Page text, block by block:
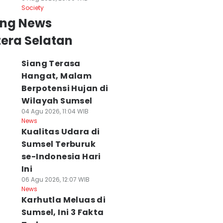
Society
News
Selatan
Siang Terasa
Hangat, Malam
Berpotensi Hujan di
Wilayah Sumsel
04 Agu 2026, 11:04 WIB
News
Kualitas Udara di
Sumsel Terburuk
se-Indonesia Hari
Ini
06 Agu 2026, 12:07 WIB
News
Karhutla Meluas di
Sumsel, Ini 3 Fakta